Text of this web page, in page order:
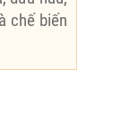
chế biến